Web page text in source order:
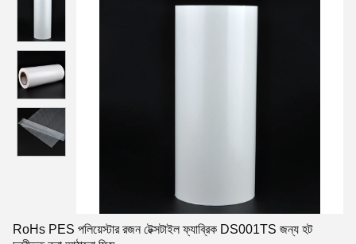
RoHs PES পলিয়েস্টার রজন টেক্সটাইল ফ্যাব্রিক DS001TS জন্য হট